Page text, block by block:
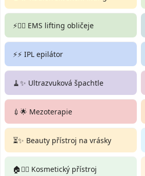
⚡🏋️‍♀️ EMS lifting obličeje
⚡⚡ IPL epilátor
🧹✨ Ultrazvuková špachtle
💉🌟 Mezoterapie
⏳✨ Beauty přístroj na vrásky
🏠💆‍♀️ Kosmetický přístroj